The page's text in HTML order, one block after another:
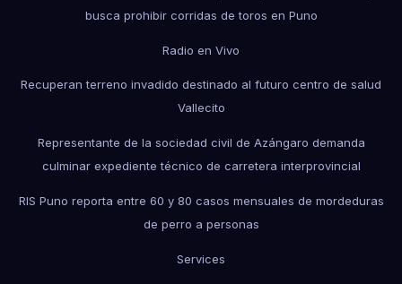
busca prohibir corridas de toros en Puno
Radio en Vivo
Recuperan terreno invadido destinado al futuro centro de salud
Vallecito
Representante de la sociedad civil de Azángaro demanda
culminar expediente técnico de carretera interprovincial
RIS Puno reporta entre 60 y 80 casos mensuales de mordeduras
de perro a personas
Services